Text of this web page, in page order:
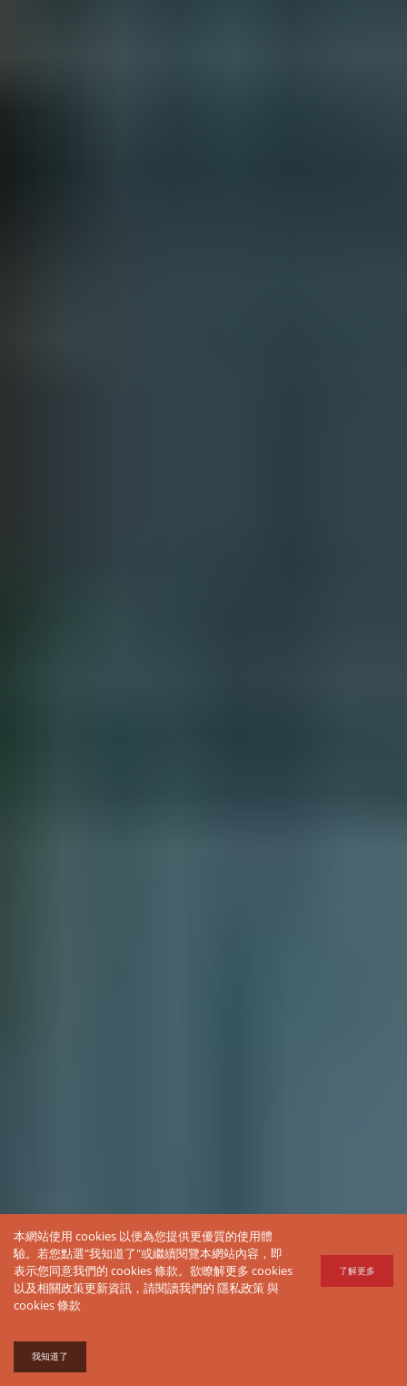
本網站使用 cookies 以便為您提供更優質的使用體
驗。若您點選"我知道了"或繼續閱覽本網站內容，即
表示您同意我們的 cookies 條款。欲瞭解更多 cookies
以及相關政策更新資訊，請閱讀我們的 隱私政策與
cookies 條款
了解更多
我知道了